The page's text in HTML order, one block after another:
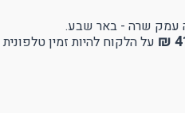
על הלקוח להיות זמין